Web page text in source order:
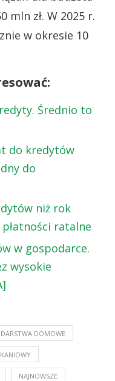
mln zł. W 2025 r.
w okresie 10
Średnio to
do kredytów
do
niż rok
ratalne
w gospodarce.
wysokie
DOMOWE
NAJNOWSZE